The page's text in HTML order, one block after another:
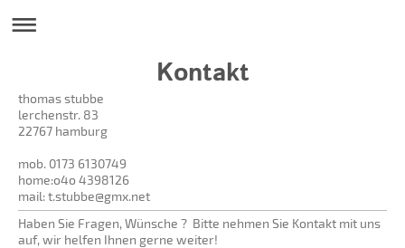
Kontakt
thomas stubbe
lerchenstr. 83
22767 hamburg
mob. 0173 6130749
home:o4o 4398126
mail:t.stubbe@gmx.net
Haben Sie Fragen, Wünsche ? Bitte nehmen Sie Kontakt mit uns
auf, wir helfen Ihnen gerne weiter!